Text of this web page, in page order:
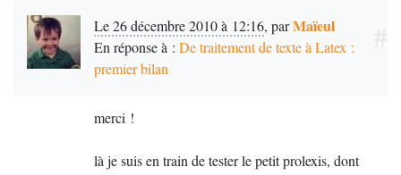
Le 26 décembre 2010 à 12:16, parMaïeul
En réponse à : De traitement de texte à Latex :
premier bilan
merci !
là je suis en train de tester le petit prolexis, dont